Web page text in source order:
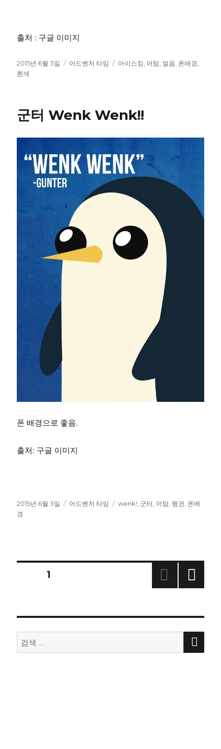
출처 : 구글 이미지
작
성
2015년 6월 3일
카
어드벤처 타임
태
아이스킹 어탐 얼음 폰배경
흰색
군터 Wenk Wenk!!
폰 배경으로 좋음.
출처: 구글 이미지
작
성
2015년 6월 3일
카
어드벤처 타임
태
wenk! 군터 어탐 ,펭귄 폰배
경
비
게
페이지1
검
색:
검